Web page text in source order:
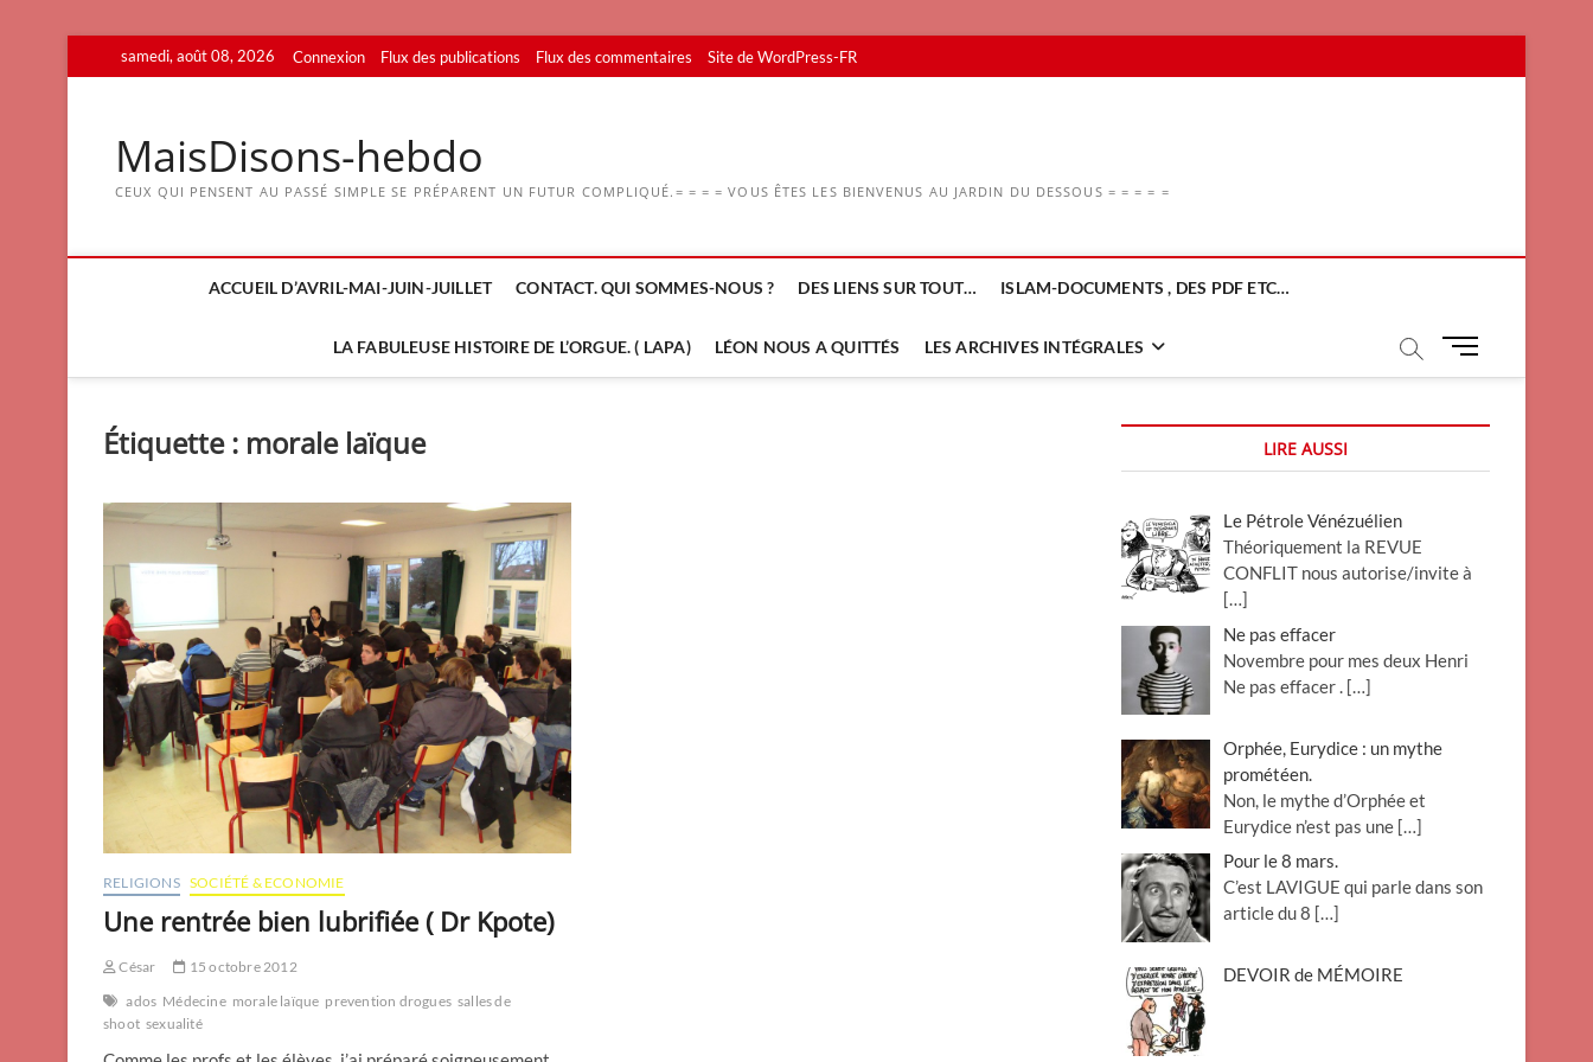
to
samedi, août 08, 2026 Connexion Flux des publications Flux des commentaires Site de WordPress-FR
MaisDisons-hebdo
CEUX QUI PENSENT AU PASSÉ SIMPLE SE PRÉPARENT UN FUTUR COMPLIQUÉ.= = = = VOUS ÊTES LES BIENVENUS AU JARDIN DU DESSOUS = = = = =
ACCUEIL D’AVRIL-MAI-JUIN-JUILLET CONTACT. QUI SOMMES-NOUS ? DES LIENS SUR TOUT… ISLAM-DOCUMENTS , DES PDF ETC…
LA FABULEUSE HISTOIRE DE L’ORGUE. ( LAPA) LÉON NOUS A QUITTÉS LES ARCHIVES INTÉGRALES
M
u
u
n
Étiquette : morale laïque
RELIGIONS SOCIÉTÉ & ECONOMIE
Une rentrée bien lubrifiée ( Dr Kpote)
César
15 octobre 2012
ados Médecine morale laïque prevention drogues salles de
shoot sexualité
LIRE AUSSI
Le Pétrole Vénézuélien
Théoriquement la REVUE
CONFLIT nous autorise/invite à
[…]
Ne pas effacer
Novembre pour mes deux Henri
Ne pas effacer . […]
Orphée, Eurydice : un mythe
prométéen.
Non, le mythe d’Orphée et
Eurydice n’est pas une […]
Pour le 8 mars.
C’est LAVIGUE qui parle dans son
article du 8 […]
DEVOIR de MÉMOIRE